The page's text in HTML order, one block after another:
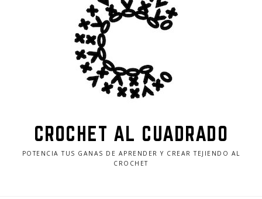
CROCHET AL CUADRADO
POTENCIA TUS GANAS DE APRENDER Y CREAR TEJIENDO AL
CROCHET